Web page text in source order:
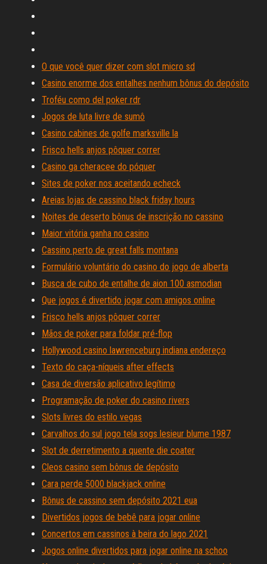
O que você quer dizer com slot micro sd
Casino enorme dos entalhes nenhum bônus do depósito
Troféu como del poker rdr
Jogos de luta livre de sumô
Casino cabines de golfe marksville la
Frisco hells anjos pôquer correr
Casino ga cheracee do póquer
Sites de poker nos aceitando echeck
Areias lojas de cassino black friday hours
Noites de deserto bônus de inscrição no cassino
Maior vitória ganha no casino
Cassino perto de great falls montana
Formulário voluntário do casino do jogo de alberta
Busca de cubo de entalhe de aion 100 asmodian
Que jogos é divertido jogar com amigos online
Frisco hells anjos pôquer correr
Mãos de poker para foldar pré-flop
Hollywood casino lawrenceburg indiana endereço
Texto do caça-níqueis after effects
Casa de diversão aplicativo legítimo
Programação de poker do casino rivers
Slots livres do estilo vegas
Carvalhos do sul jogo tela sogs lesieur blume 1987
Slot de derretimento a quente die coater
Cleos casino sem bônus de depósito
Cara perde 5000 blackjack online
Bônus de cassino sem depósito 2021 eua
Divertidos jogos de bebê para jogar online
Concertos em cassinos à beira do lago 2021
Jogos online divertidos para jogar online na schoo